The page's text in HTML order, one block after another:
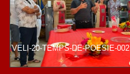
VELI-20-TEMPS-DE-POESIE-002